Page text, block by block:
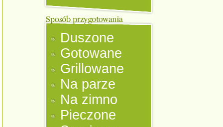
Duszone
Gotowane
Grillowane
Na parze
Na zimno
Pieczone